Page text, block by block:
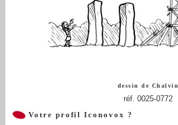
dessin de Chalvin
réf. 0025-0772
Votre profil Iconovox ?